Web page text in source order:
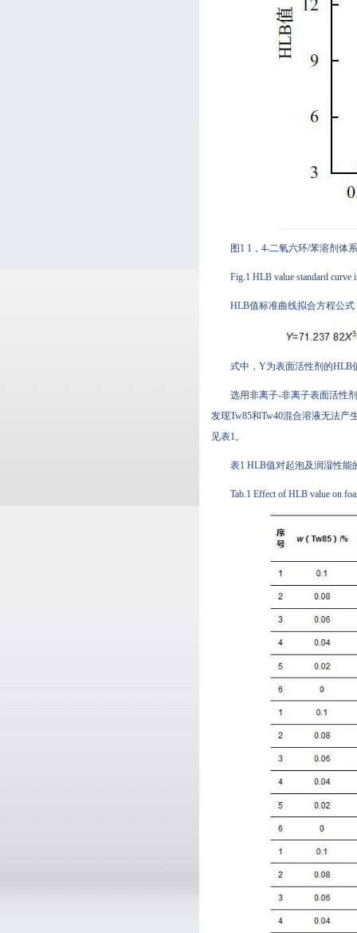
图1 1，4-二氧六环/苯溶剂
Fig.1 HLB value standard
HLB值标准曲线拟合方程公式（
式中，Y为表面活性剂的HLB
选用非离子-非离子表面活性剂复
发现Tw85和Tw40混合溶液无法产生
见表1。
表1 HLB值对起泡及润湿性能
Tab.1 Effect of HLB value on